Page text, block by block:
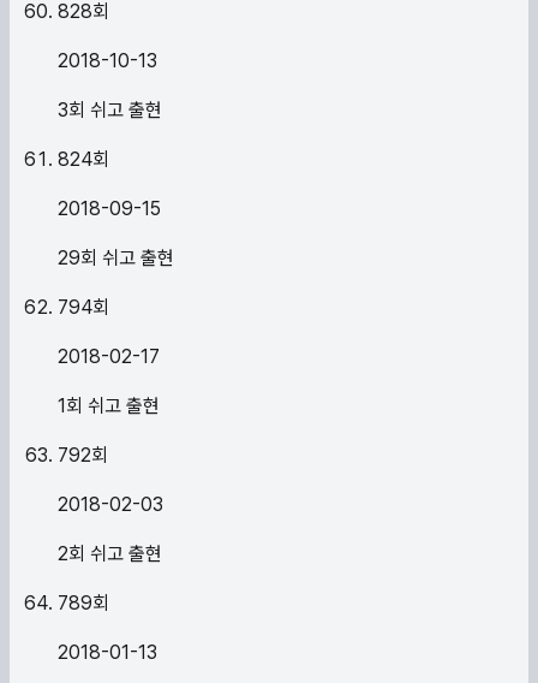
828회
2018-10-13
3회 쉬고 출현
824회
2018-09-15
29회 쉬고 출현
794회
2018-02-17
1회 쉬고 출현
792회
2018-02-03
2회 쉬고 출현
789회
2018-01-13